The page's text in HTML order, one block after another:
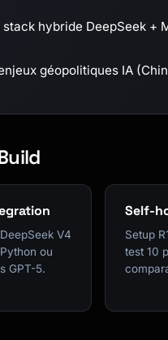
hybride DeepSeek +
géopolitiques IA
V4
ou
GPT-5.
Self-
Setup
test 10